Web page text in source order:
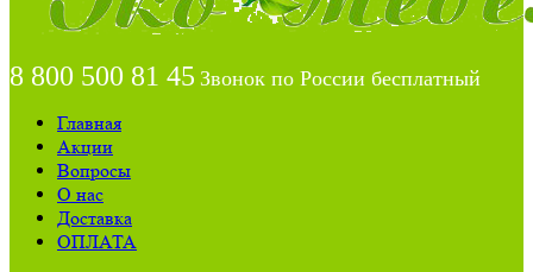
8 800 500 81 45 Звонок по России бесплатный
Главная
Акции
Вопросы
О нас
Доставка
ОПЛАТА